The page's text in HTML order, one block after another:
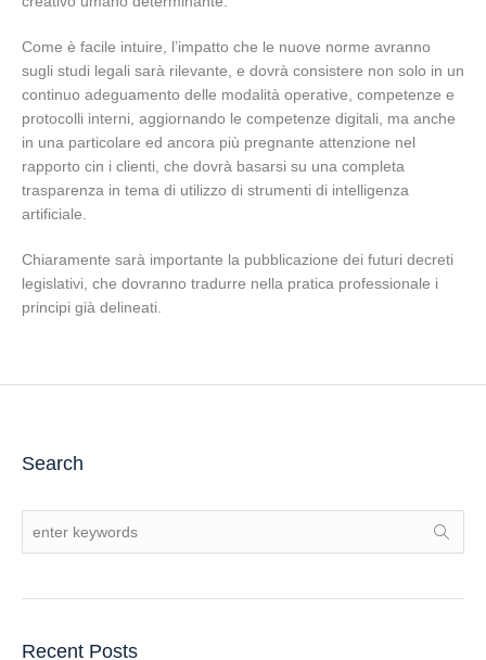
Come è facile intuire, l’impatto che le nuove norme avranno
sugli studi legali sarà rilevante, e dovrà consistere non solo in un
continuo adeguamento delle modalità operative, competenze e
protocolli interni, aggiornando le competenze digitali, ma anche
in una particolare ed ancora più pregnante attenzione nel
rapporto cin i clienti, che dovrà basarsi su una completa
trasparenza in tema di utilizzo di strumenti di intelligenza
artificiale.
Chiaramente sarà importante la pubblicazione dei futuri decreti
legislativi, che dovranno tradurre nella pratica professionale i
principi già delineati.
Search
Recent Posts